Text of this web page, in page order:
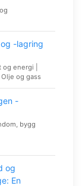
-lagring
energi |
og gass
-
bygg
og
En